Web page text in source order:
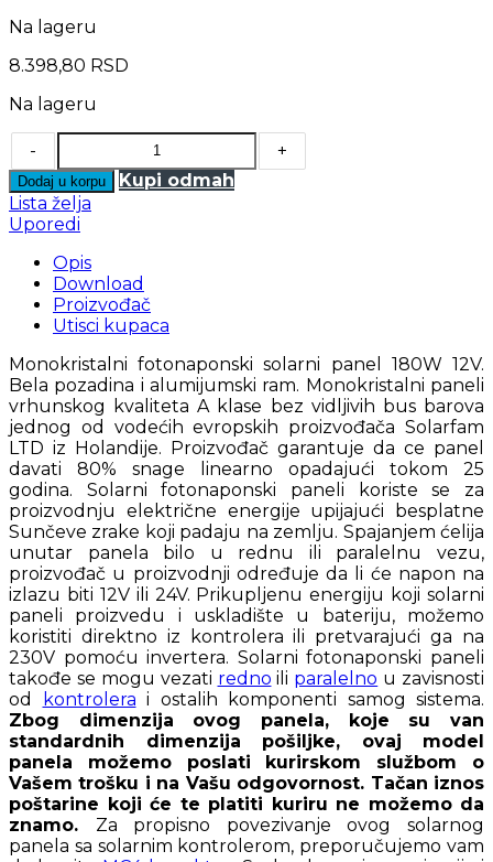
Na lageru
8.398,80 RSD
Na lageru
- +
Dodaj u korpu
Kupi odmah
Lista želja
Uporedi
Opis
Download
Proizvođač
Utisci kupaca
Monokristalni fotonaponski solarni panel 180W 12V.
Bela pozadina i alumijumski ram. Monokristalni paneli
vrhunskog kvaliteta A klase bez vidljivih bus barova
jednog od vodećih evropskih proizvođača Solarfam
LTD iz Holandije. Proizvođač garantuje da ce panel
davati 80% snage linearno opadajući tokom 25
godina. Solarni fotonaponski paneli koriste se za
proizvodnju električne energije upijajući besplatne
Sunčeve zrake koji padaju na zemlju. Spajanjem ćelija
unutar panela bilo u rednu ili paralelnu vezu,
proizvođač u proizvodnji određuje da li će napon na
izlazu biti 12V ili 24V. Prikupljenu energiju koji solarni
paneli proizvedu i uskladište u bateriju, možemo
koristiti direktno iz kontrolera ili pretvarajući ga na
230V pomoću invertera. Solarni fotonaponski paneli
takođe se mogu vezati redno ili paralelno u zavisnosti
od
kontrolera i ostalih komponenti samog sistema.
Zbog dimenzija ovog panela, koje su van
standardnih dimenzija pošiljke, ovaj model
panela možemo poslati kurirskom službom o
Vašem trošku i na Vašu odgovornost. Tačan iznos
poštarine koji će te platiti kuriru ne možemo da
znamo.
Za propisno povezivanje ovog solarnog
panela sa solarnim kontrolerom, preporučujemo vam